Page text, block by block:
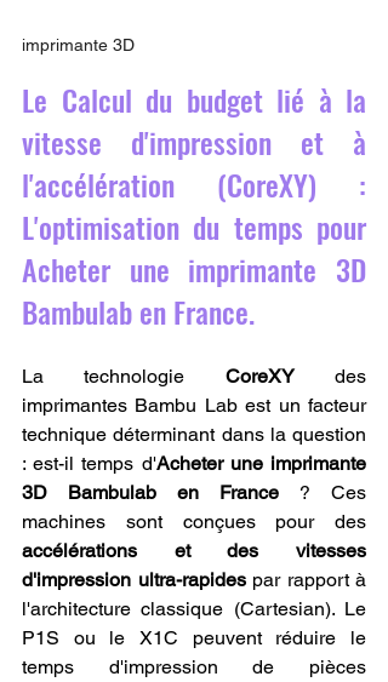
imprimante 3D
Le Calcul du budget lié à la
vitesse d'impression et à
l'accélération (CoreXY) :
L'optimisation du temps pour
Acheter une imprimante 3D
Bambulab en France.
La technologie CoreXY des
imprimantes Bambu Lab est un facteur
technique déterminant dans la question
: est-il temps d'Acheter une imprimante
3D Bambulab en France ? Ces
accélérations et des vitesses
d'impression ultra-rapides par rapport à
l'architecture classique (Cartesian). Le
P1S ou le X1C peuvent réduire le
temps d'impression de pièces